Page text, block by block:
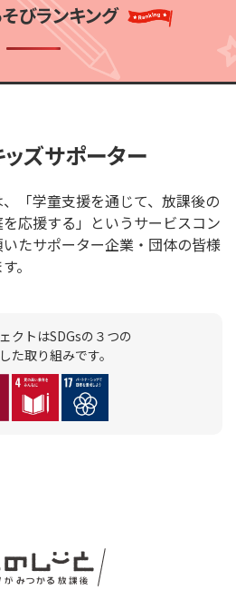
びランキング
ズサポーター
、「学童支援を通じて、放課後の
応援する」というサービスコン
たサポーター企業・団体の皆様
。
クトはSDGsの３つの
た取り組みです。